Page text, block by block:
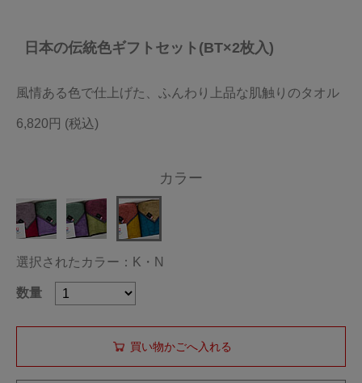
当サイトについて
大量購入・法人向けの購入の方は
お問い合わせ
日本の伝統色ギフトセット(BT×2枚入)
風情ある色で仕上げた、ふんわり上品な肌触りのタオル
6,820円
カラー
選択されたカラー：K・N
数量